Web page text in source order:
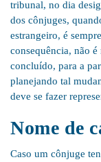
tribunal, no dia
dos cônjuges,
estrangeiro, é
consequência, não é
concluído, para a
planejando tal
deve se fazer
Nome de
Caso um cônjuge